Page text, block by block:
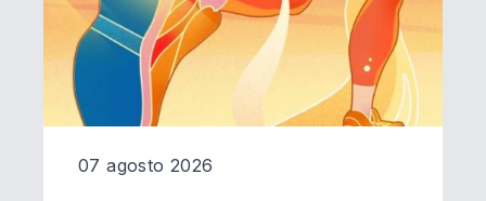
07 agosto 2026